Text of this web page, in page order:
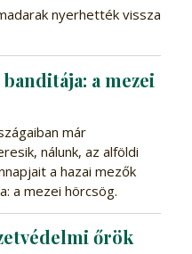
nyerhették vissza
a mezei
már
nálunk, az alföldi
a hazai mezők
a mezei hörcsög.
őrök